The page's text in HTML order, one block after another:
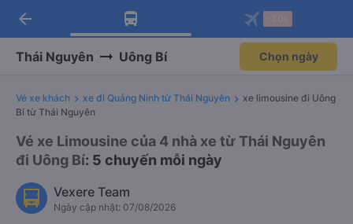
Tải app Vexere ngay!
Nhận ưu đãi thành viên độc
Mở app
Tải app Vexere
-30k/ghế khi đặt vé máy bay qua
Mở app
arrow_back
Thái Nguyên Uông Bí Chọn ngày
Vé xe khách xe đi Quảng Ninh từ Thái Nguyên
xe limousine đi Uông
Bí từ Thái Nguyên
Vé xe Limousine của 4 nhà xe từ Thái Nguyên
đi Uông Bí: 5 chuyến mỗi ngày
Vexere Team
Ngày cập nhật: 07/08/2026